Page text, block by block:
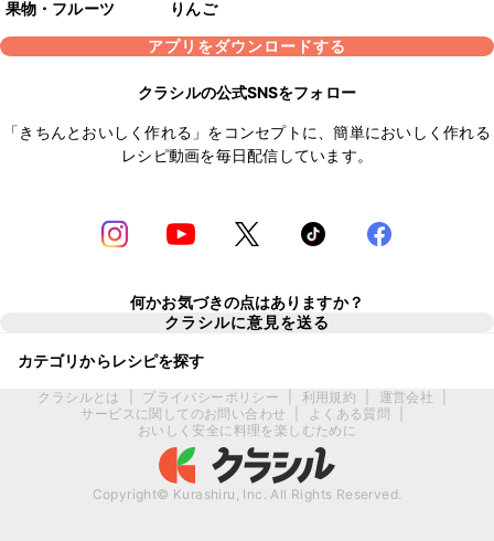
果物・フルーツ
りんご
アプリをダウンロードする
クラシルの公式SNSをフォロー
「きちんとおいしく作れる」をコンセプトに、簡単においしく作れる
レシピ動画を毎日配信しています。
何かお気づきの点はありますか？
クラシルに意見を送る
カテゴリからレシピを探す
クラシルとは プライバシーポリシー 利用規約 運営会社
サービスに関してのお問い合わせ
よくある質問
おいしく安全に料理を楽しむために
Copyright© Kurashiru, Inc. All Rights Reserved.